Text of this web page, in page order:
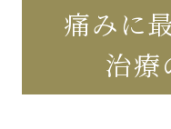
痛みに
治療